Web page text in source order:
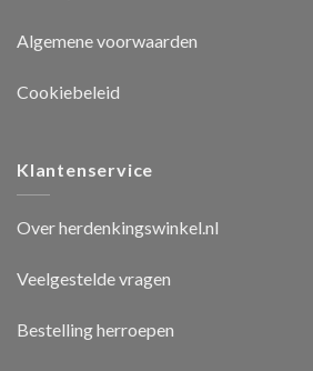
Algemene voorwaarden
Cookiebeleid
Klantenservice
Over herdenkingswinkel.nl
Veelgestelde vragen
Bestelling herroepen